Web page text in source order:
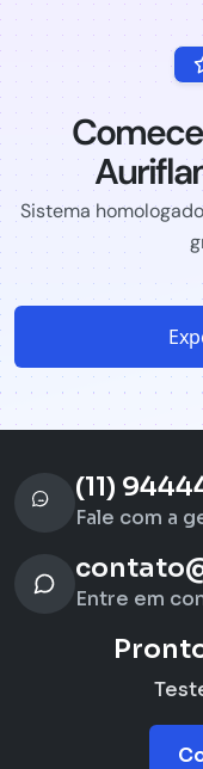
Sistema
(11)
Fale com a
Entre em